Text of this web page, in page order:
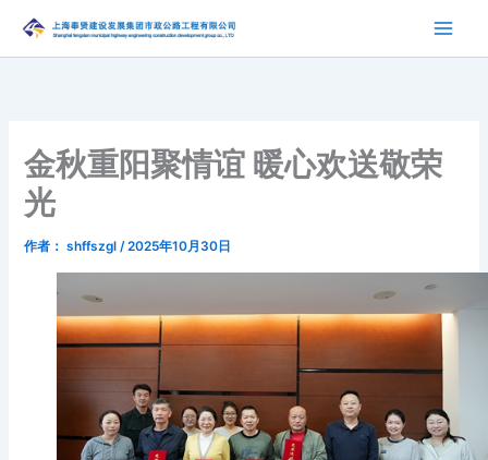
内
金秋重阳聚情谊 暖心欢送敬荣
光
作者： shffszgl/2025年10月30日